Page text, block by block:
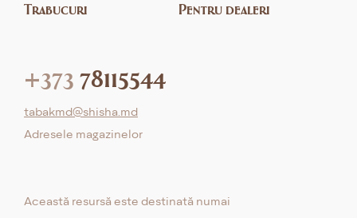
Trabucuri Pentru dealeri
+373 78115544
tabakmd@shisha.md
Adresele magazinelor
Această resursă este destinată numai